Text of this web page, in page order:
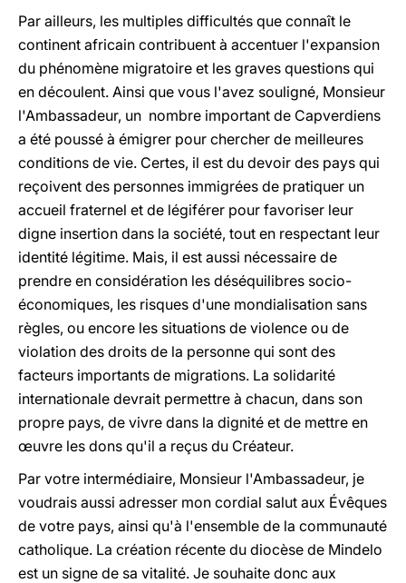
Par ailleurs, les multiples difficultés que connaît le
continent africain contribuent à accentuer l'expansion
du phénomène migratoire et les graves questions qui
en découlent. Ainsi que vous l'avez souligné, Monsieur
l'Ambassadeur, un nombre important de Capverdiens
a été poussé à émigrer pour chercher de meilleures
conditions de vie. Certes, il est du devoir des pays qui
reçoivent des personnes immigrées de pratiquer un
accueil fraternel et de légiférer pour favoriser leur
digne insertion dans la société, tout en respectant leur
identité légitime. Mais, il est aussi nécessaire de
prendre en considération les déséquilibres socio-
économiques, les risques d'une mondialisation sans
règles, ou encore les situations de violence ou de
violation des droits de la personne qui sont des
facteurs importants de migrations. La solidarité
internationale devrait permettre à chacun, dans son
propre pays, de vivre dans la dignité et de mettre en
œuvre les dons qu'il a reçus du Créateur.
Par votre intermédiaire, Monsieur l'Ambassadeur, je
voudrais aussi adresser mon cordial salut aux Évêques
de votre pays, ainsi qu'à l'ensemble de la communauté
catholique. La création récente du diocèse de Mindelo
est un signe de sa vitalité. Je souhaite donc aux